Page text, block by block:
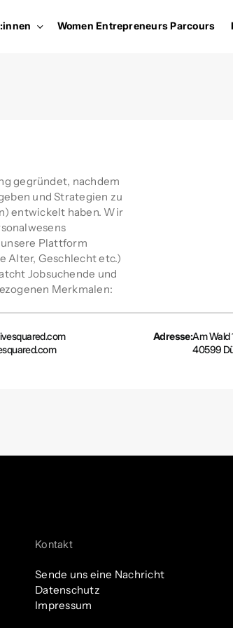
Women Entrepreneurs Parcours
gegründet, nachdem
und Strategien zu
entwickelt haben. Wir
Plattform
Alter, Geschlecht etc.)
Jobsuchende und
Merkmalen:
Adresse:Am Wald
40599
Kontakt
Sende uns eine Nachricht
Datenschutz
Impressum